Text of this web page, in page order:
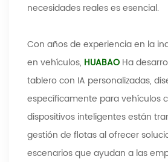
necesidades reales es esencial.
Con años de experiencia en la
en vehículos, HUABAO Ha
tablero con IA personalizadas,
específicamente para vehículos
dispositivos inteligentes están
gestión de flotas al ofrecer
escenarios que ayudan a las